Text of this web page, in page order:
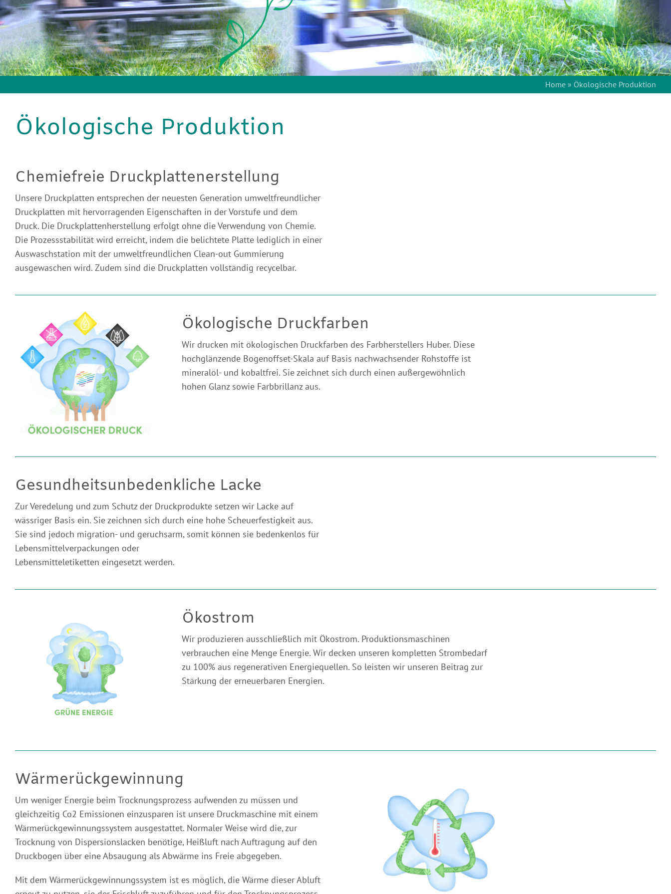
Home » Ökologische Produktion
Ökologische Produktion
Chemiefreie Druckplattenerstellung
Unsere Druckplatten entsprechen der neuesten Generation umweltfreundlicher
Druckplatten mit hervorragenden Eigenschaften in der Vorstufe und dem
Druck. Die Druckplattenherstellung erfolgt ohne die Verwendung von Chemie.
Die Prozessstabilität wird erreicht, indem die belichtete Platte lediglich in einer
Auswaschstation mit der umweltfreundlichen Clean-out Gummierung
ausgewaschen wird. Zudem sind die Druckplatten vollständig recycelbar.
Ökologische Druckfarben
Wir drucken mit ökologischen Druckfarben des Farbherstellers Huber. Diese
hochglänzende Bogenoffset-Skala auf Basis nachwachsender Rohstoffe ist
mineralöl- und kobaltfrei. Sie zeichnet sich durch einen außergewöhnlich
hohen Glanz sowie Farbbrillanz aus.
Gesundheitsunbedenkliche Lacke
Zur Veredelung und zum Schutz der Druckprodukte setzen wir Lacke auf
wässriger Basis ein. Sie zeichnen sich durch eine hohe Scheuerfestigkeit aus.
Sie sind jedoch migration- und geruchsarm, somit können sie bedenkenlos für
Lebensmittelverpackungen oder
Lebensmitteletiketten eingesetzt werden.
Ökostrom
Wir produzieren ausschließlich mit Ökostrom. Produktionsmaschinen
verbrauchen eine Menge Energie. Wir decken unseren kompletten Strombedarf
zu 100% aus regenerativen Energiequellen. So leisten wir unseren Beitrag zur
Stärkung der erneuerbaren Energien.
Wärmerückgewinnung
Um weniger Energie beim Trocknungsprozess aufwenden zu müssen und
gleichzeitig Co2 Emissionen einzusparen ist unsere Druckmaschine mit einem
Wärmerückgewinnungssystem ausgestattet. Normaler Weise wird die, zur
Trocknung von Dispersionslacken benötige, Heißluft nach Auftragung auf den
Druckbogen über eine Absaugung als Abwärme ins Freie abgegeben.
Mit dem Wärmerückgewinnungssystem ist es möglich, die Wärme dieser Abluft